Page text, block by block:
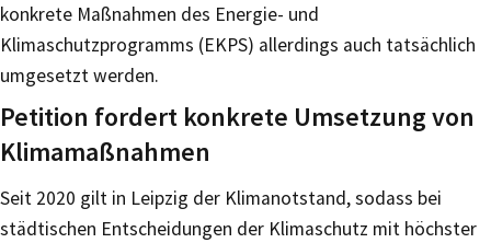
konkrete Maßnahmen des Energie- und
Klimaschutzprogramms (EKPS) allerdings auch tatsächlich
umgesetzt werden.
Petition fordert konkrete Umsetzung von
Klimamaßnahmen
Seit 2020 gilt in Leipzig der Klimanotstand, sodass bei
städtischen Entscheidungen der Klimaschutz mit höchster